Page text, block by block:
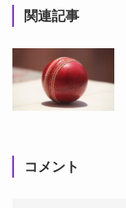
関連記事
コメント